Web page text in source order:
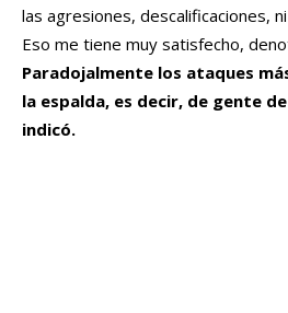
las agresiones, descalificaciones,
Eso me tiene muy satisfecho,
Paradojalmente los ataques
la espalda, es decir, de gente
indicó.